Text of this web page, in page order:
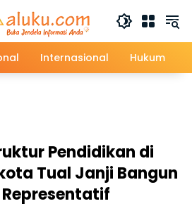
Internasional Hukum
Pendidikan di
Tual Janji Bangun